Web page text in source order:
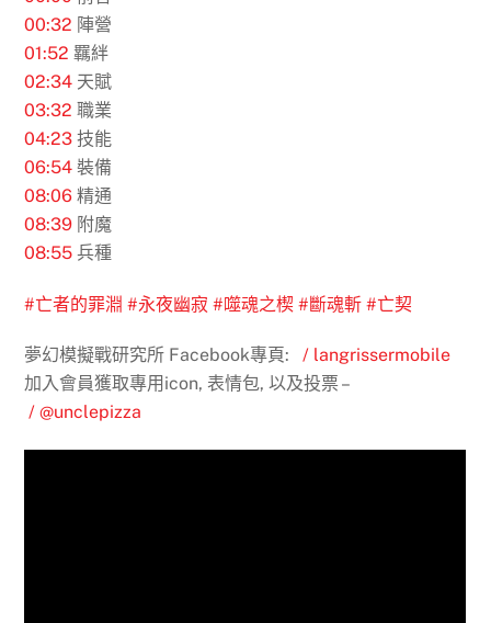
00:32 陣營
01:52 羈絆
02:34 天賦
03:32 職業
04:23 技能
06:54 裝備
08:06 精通
08:39 附魔
08:55 兵種
#亡者的罪淵 #永夜幽寂 #噬魂之楔 #斷魂斬 #亡契
夢幻模擬戰研究所 Facebook專頁:
/ langrissermobile
加入會員獲取專用icon, 表情包, 以及投票 –
/ @unclepizza